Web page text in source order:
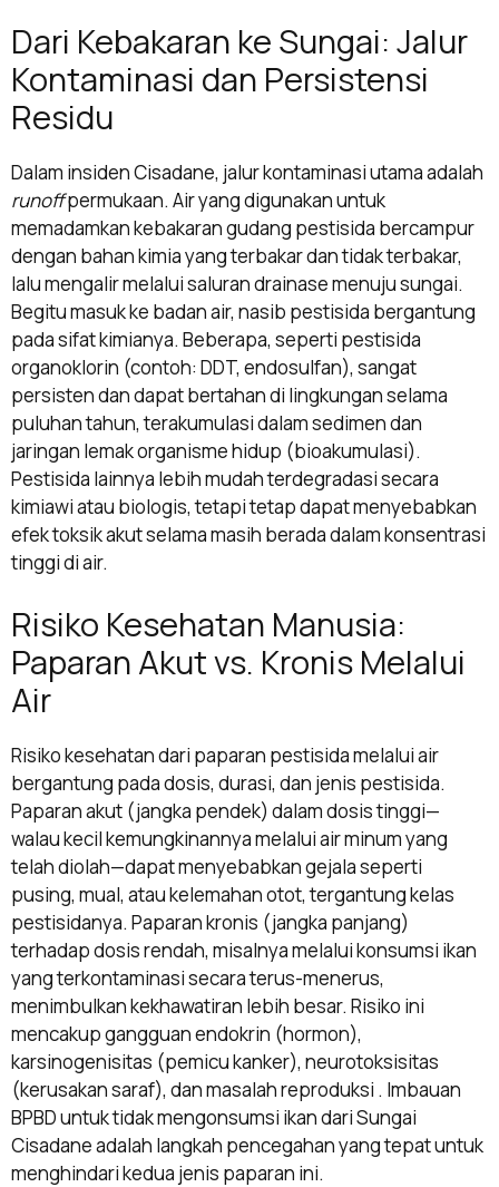
Dari Kebakaran ke Sungai: Jalur
Kontaminasi dan Persistensi
Residu
Dalam insiden Cisadane, jalur kontaminasi utama adalah
runoffpermukaan. Air yang digunakan untuk
memadamkan kebakaran gudang pestisida bercampur
dengan bahan kimia yang terbakar dan tidak terbakar,
lalu mengalir melalui saluran drainase menuju sungai.
Begitu masuk ke badan air, nasib pestisida bergantung
pada sifat kimianya. Beberapa, seperti pestisida
organoklorin (contoh: DDT, endosulfan), sangat
persisten dan dapat bertahan di lingkungan selama
puluhan tahun, terakumulasi dalam sedimen dan
jaringan lemak organisme hidup (bioakumulasi).
Pestisida lainnya lebih mudah terdegradasi secara
kimiawi atau biologis, tetapi tetap dapat menyebabkan
efek toksik akut selama masih berada dalam konsentrasi
tinggi di air.
Risiko Kesehatan Manusia:
Paparan Akut vs. Kronis Melalui
Air
Risiko kesehatan dari paparan pestisida melalui air
bergantung pada dosis, durasi, dan jenis pestisida.
Paparan akut (jangka pendek) dalam dosis tinggi—
walau kecil kemungkinannya melalui air minum yang
telah diolah—dapat menyebabkan gejala seperti
pusing, mual, atau kelemahan otot, tergantung kelas
pestisidanya. Paparan kronis (jangka panjang)
terhadap dosis rendah, misalnya melalui konsumsi ikan
yang terkontaminasi secara terus-menerus,
menimbulkan kekhawatiran lebih besar. Risiko ini
mencakup gangguan endokrin (hormon),
karsinogenisitas (pemicu kanker), neurotoksisitas
(kerusakan saraf), dan masalah reproduksi . Imbauan
BPBD untuk tidak mengonsumsi ikan dari Sungai
Cisadane adalah langkah pencegahan yang tepat untuk
menghindari kedua jenis paparan ini.